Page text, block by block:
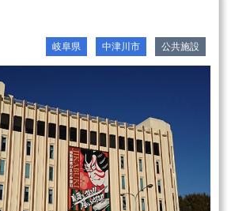
岐阜県 中津川市 公共施設